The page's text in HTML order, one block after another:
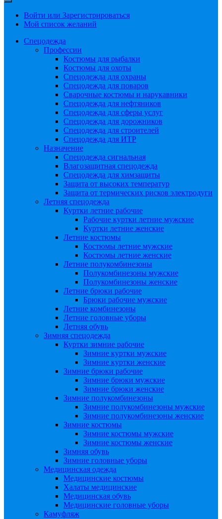
Войти или Зарегистрироваться
Мой список желаний
Спецодежда
Профессии
Костюмы для рыбалки
Костюмы для охоты
Спецодежда для охраны
Спецодежда для поваров
Сварочные костюмы и нарукавники
Спецодежда для нефтяников
Спецодежда для сферы услуг
Спецодежда для дорожников
Спецодежда для строителей
Спецодежда для ИТР
Назначение
Спецодежда сигнальная
Влагозащитная спецодежда
Спецодежда для химзащиты
Защита от высоких температур
Защита от термических рисков электродуги
Летняя спецодежда
Куртки летние рабочие
Рабочие куртки летние мужские
Куртки летние женские
Летние костюмы
Костюмы летние мужские
Костюмы летние женские
Летние полукомбинезоны
Полукомбинезоны мужские
Полукомбинезоны женские
Летние брюки рабочие
Брюки рабочие мужские
Летние комбинезоны
Летние головные уборы
Летняя обувь
Зимняя спецодежда
Куртки зимние рабочие
Зимние куртки мужские
Зимние куртки женские
Зимние брюки рабочие
Зимние брюки мужские
Зимние брюки женские
Зимние полукомбинезоны
Зимние полукомбинезоны мужские
Зимние полукомбинезоны женские
Зимние костюмы
Зимние костюмы мужские
Зимние костюмы женские
Зимняя обувь
Зимние головные уборы
Медицинская одежда
Медицинские костюмы
Халаты медицинские
Медицинская обувь
Медицинские головные уборы
Камуфляж